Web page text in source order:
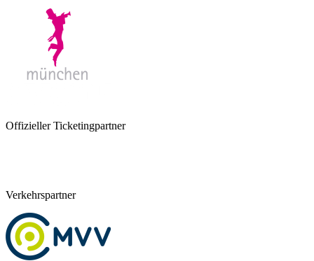
Offizieller Ticketingpartner
Verkehrspartner